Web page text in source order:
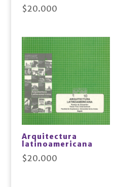
$20.000
Arquitectura
latinoamericana
$20.000